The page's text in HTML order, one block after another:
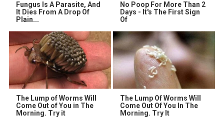
Fungus Is A Parasite, And
It Dies From A Drop Of
Plain...
No Poop For More Than 2
Days - It's The First Sign
Of
The Lump of Worms Will
Come Out of You in The
Morning. Try it
The Lump Of Worms Will
Come Out Of You In The
Morning. Try It